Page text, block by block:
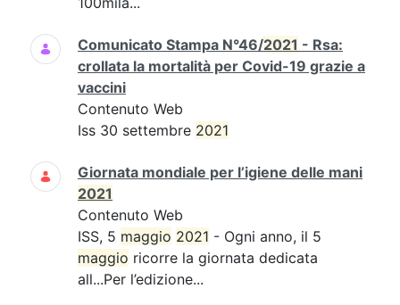
Comunicato Stampa N°46/2021 - Rsa:
crollata la mortalità per Covid-19 grazie a
vaccini
Contenuto Web
Iss 30 settembre 2021
Giornata mondiale per l’igiene delle mani
2021
Contenuto Web
ISS, 5 maggio 2021 - Ogni anno, il 5
maggio ricorre la giornata dedicata
all...Per l’edizione...